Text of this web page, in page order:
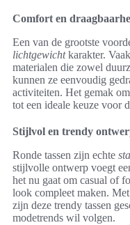
Comfort en
Een van de grootste
lichtgewichtkarakter.
materialen die zowel
kunnen ze eenvoudig
activiteiten. Het gemak
tot een ideale keuze voor
Stijlvol en trendy
Ronde tassen zijn echte
stijlvolle ontwerp voegt
het nu gaat om casual of
look compleet maken.
zijn deze trendy tassen
modetrends wil volgen.